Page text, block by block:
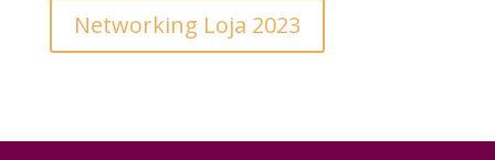
Networking Loja 2023